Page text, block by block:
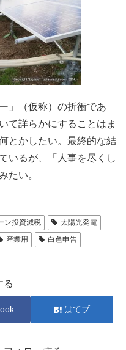
」（仮称）の折衝であ
て詳らかにすることはま
とかしたい。最終的な結
いるが、「人事を尽くし
たい。
ン投資減税
太陽光発電
産業用
白色申告
る
はてブ